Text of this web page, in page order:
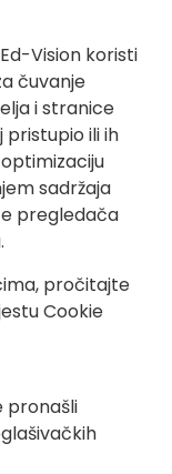
Vision koristi
čuvanje
i stranice
pristupio ili ih
sadržaja
pregledača
pročitajte
Cookie
pronašli